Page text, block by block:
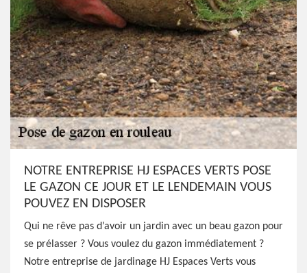
NOTRE ENTREPRISE HJ ESPACES VERTS POSE
LE GAZON CE JOUR ET LE LENDEMAIN VOUS
POUVEZ EN DISPOSER
Qui ne rêve pas d’avoir un jardin avec un beau gazon pour
se prélasser ? Vous voulez du gazon immédiatement ?
Notre entreprise de jardinage HJ Espaces Verts vous